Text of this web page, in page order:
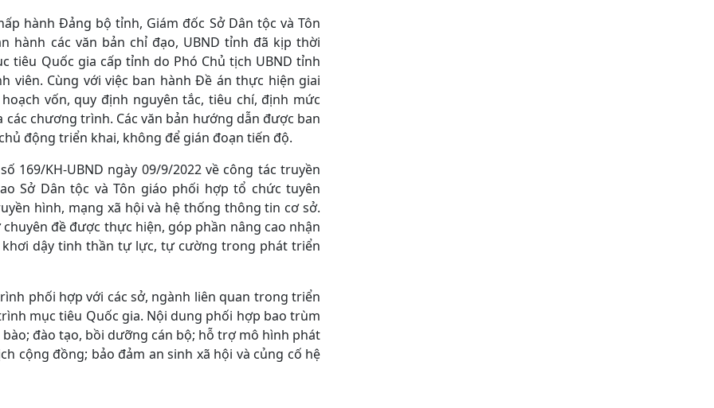
hành Đảng bộ tỉnh, Giám đốc Sở Dân tộc và Tôn
hành các văn bản chỉ đạo, UBND tỉnh đã kịp thời
tiêu Quốc gia cấp tỉnh do Phó Chủ tịch UBND tỉnh
viên. Cùng với việc ban hành Đề án thực hiện giai
vốn, quy định nguyên tắc, tiêu chí, định mức
chương trình. Các văn bản hướng dẫn được ban
động triển khai, không để gián đoạn tiến độ.
169/KH-UBND ngày 09/9/2022 về công tác truyền
Sở Dân tộc và Tôn giáo phối hợp tổ chức tuyên
hình, mạng xã hội và hệ thống thông tin cơ sở.
đề được thực hiện, góp phần nâng cao nhận
dậy tinh thần tự lực, tự cường trong phát triển
phối hợp với các sở, ngành liên quan trong triển
mục tiêu Quốc gia. Nội dung phối hợp bao trùm
đào tạo, bồi dưỡng cán bộ; hỗ trợ mô hình phát
cộng đồng; bảo đảm an sinh xã hội và củng cố hệ